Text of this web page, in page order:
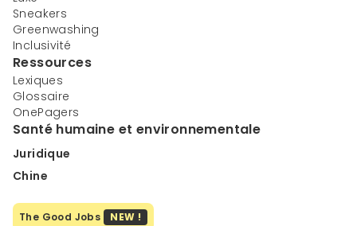
Sneakers
Greenwashing
Inclusivité
Ressources
Lexiques
Glossaire
OnePagers
Santé humaine et environnementale
Juridique
Chine
The Good Jobs NEW !